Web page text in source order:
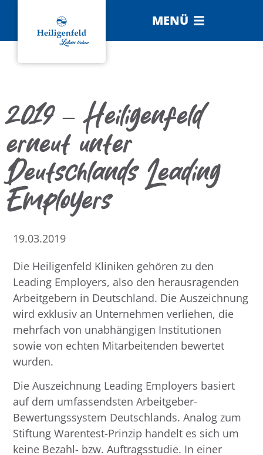
MENÜ
2019 – Heiligenfeld
erneut unter
Deutschlands Leading
Employers
19.03.2019
Die Heiligenfeld Kliniken gehören zu den
Leading Employers, also den herausragenden
Arbeitgebern in Deutschland. Die Auszeichnung
wird exklusiv an Unternehmen verliehen, die
mehrfach von unabhängigen Institutionen
sowie von echten Mitarbeitenden bewertet
wurden.
Die Auszeichnung Leading Employers basiert
auf dem umfassendsten Arbeitgeber-
Bewertungssystem Deutschlands. Analog zum
Stiftung Warentest-Prinzip handelt es sich um
keine Bezahl- bzw. Auftragsstudie. In einer